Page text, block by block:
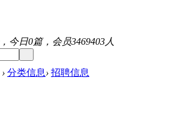
今日0篇，会员3469403人
› 分类信息› 招聘信息